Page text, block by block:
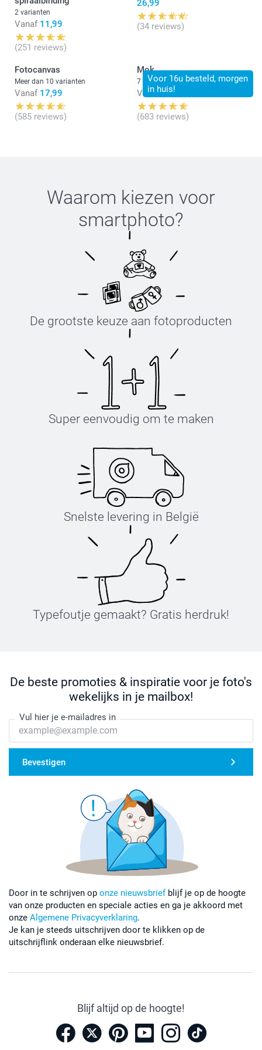
Nog een prettige dag!
Nathalie @smartphoto
2 varianten
Vanaf 11,99
(251 reviews)
26,99
(34 reviews)
Fotocanvas
Meer dan 10 varianten
Vanaf 17,99
(585 reviews)
Voor 16u besteld, morgen
in huis!
Mok
7 varianten
Vanaf 11,99
(683 reviews)
Waarom kiezen voor
smartphoto?
De grootste keuze aan fotoproducten
Super eenvoudig om te maken
Snelste levering in België
Typefoutje gemaakt? Gratis herdruk!
De beste promoties & inspiratie voor je foto's
wekelijks in je mailbox!
Vul hier je e-mailadres in
Bevestigen
Door in te schrijven op onze nieuwsbriefblijf je op de hoogte
van onze producten en speciale acties en ga je akkoord met
onze Algemene Privacyverklaring.
Je kan je steeds uitschrijven door te klikken op de
uitschrijflink onderaan elke nieuwsbrief.
Blijf altijd op de hoogte!